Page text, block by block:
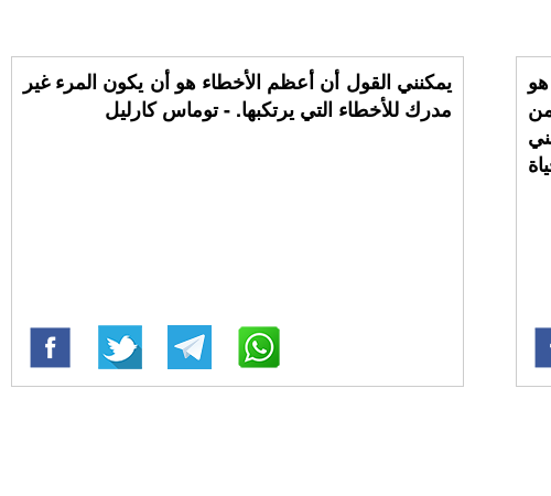
يمكنني القول أن أعظم الأخطاء هو أن يكون المرء غير
مدرك للأخطاء التي يرتكبها. - توماس كارليل